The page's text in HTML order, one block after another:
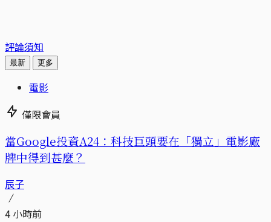
評論須知
最新 更多
電影
僅限會員
當Google投資A24：科技巨頭要在「獨立」電影廠
牌中得到甚麼？
辰子
4 小時前